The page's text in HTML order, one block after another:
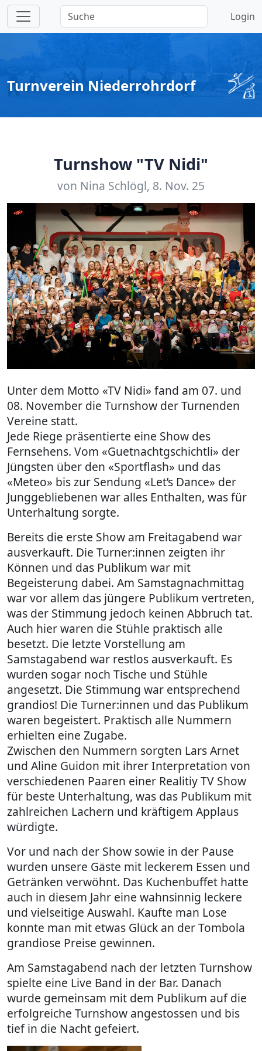
Login
Turnverein Niederrohrdorf
Turnshow "TV Nidi"
von Nina Schlögl, 8. Nov. 25
Unter dem Motto «TV Nidi» fand am 07. und
08. November die Turnshow der Turnenden
Vereine statt.
Jede Riege präsentierte eine Show des
Fernsehens. Vom «Guetnachtgschichtli» der
Jüngsten über den «Sportflash» und das
«Meteo» bis zur Sendung «Let’s Dance» der
Junggebliebenen war alles Enthalten, was für
Unterhaltung sorgte.
Bereits die erste Show am Freitagabend war
ausverkauft. Die Turner:innen zeigten ihr
Können und das Publikum war mit
Begeisterung dabei. Am Samstagnachmittag
war vor allem das jüngere Publikum vertreten,
was der Stimmung jedoch keinen Abbruch tat.
Auch hier waren die Stühle praktisch alle
besetzt. Die letzte Vorstellung am
Samstagabend war restlos ausverkauft. Es
wurden sogar noch Tische und Stühle
angesetzt. Die Stimmung war entsprechend
grandios! Die Turner:innen und das Publikum
waren begeistert. Praktisch alle Nummern
erhielten eine Zugabe.
Zwischen den Nummern sorgten Lars Arnet
und Aline Guidon mit ihrer Interpretation von
verschiedenen Paaren einer Realitiy TV Show
für beste Unterhaltung, was das Publikum mit
zahlreichen Lachern und kräftigem Applaus
würdigte.
Vor und nach der Show sowie in der Pause
wurden unsere Gäste mit leckerem Essen und
Getränken verwöhnt. Das Kuchenbuffet hatte
auch in diesem Jahr eine wahnsinnig leckere
und vielseitige Auswahl. Kaufte man Lose
konnte man mit etwas Glück an der Tombola
grandiose Preise gewinnen.
Am Samstagabend nach der letzten Turnshow
spielte eine Live Band in der Bar. Danach
wurde gemeinsam mit dem Publikum auf die
erfolgreiche Turnshow angestossen und bis
tief in die Nacht gefeiert.